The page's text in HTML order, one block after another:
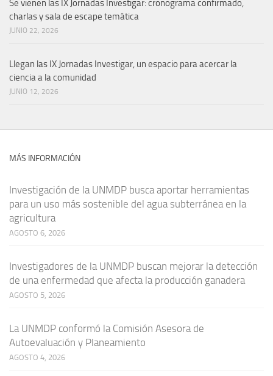
Se vienen las IX Jornadas Investigar: cronograma confirmado,
charlas y sala de escape temática
JUNIO 22, 2026
Llegan las IX Jornadas Investigar, un espacio para acercar la
ciencia a la comunidad
JUNIO 12, 2026
MÁS INFORMACIÓN
Investigación de la UNMDP busca aportar herramientas
para un uso más sostenible del agua subterránea en la
agricultura
AGOSTO 6, 2026
Investigadores de la UNMDP buscan mejorar la detección
de una enfermedad que afecta la producción ganadera
AGOSTO 5, 2026
La UNMDP conformó la Comisión Asesora de
Autoevaluación y Planeamiento
AGOSTO 4, 2026